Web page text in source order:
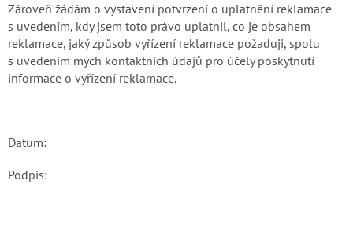
Zároveň žádám o vystavení potvrzení o uplatnění reklamace
s uvedením, kdy jsem toto právo uplatnil, co je obsahem
reklamace, jaký způsob vyřízení reklamace požaduji, spolu
s uvedením mých kontaktních údajů pro účely poskytnutí
informace o vyřízení reklamace.
Datum:
Podpis: